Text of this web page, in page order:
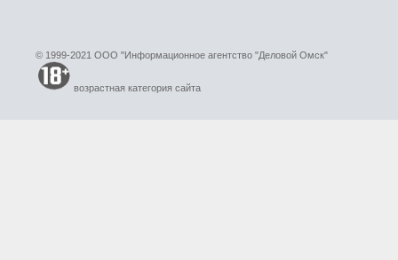
© 1999-2021 ООО "Информационное агентство "Деловой Омск"
возрастная категория сайта